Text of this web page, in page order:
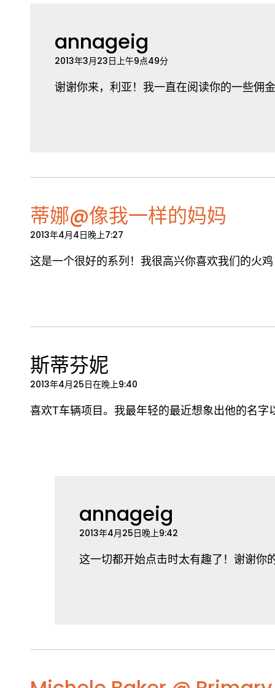
annageig
2013年3月23日上午9点49分
谢谢你来，利亚！我一直在阅读你的一些佣
蒂娜@像我一样的妈妈
2013年4月4日晚上7:27
这是一个很好的系列！我很高兴你喜欢我们的火
斯蒂芬妮
2013年4月25日在晚上9:40
喜欢T车辆项目。我最年轻的最近想象出他的名字
annageig
2013年4月25日晚上9:42
这一切都开始点击时太有趣了！谢谢你